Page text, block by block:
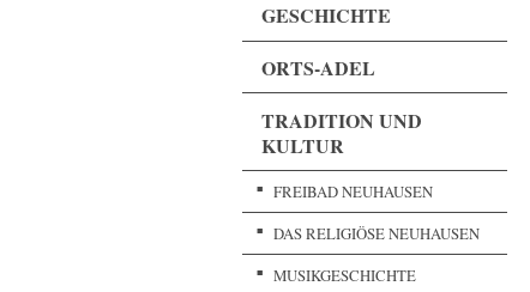
GESCHICHTE
ORTS-ADEL
TRADITION UND
KULTUR
FREIBAD NEUHAUSEN
DAS RELIGIÖSE NEUHAUSEN
MUSIKGESCHICHTE